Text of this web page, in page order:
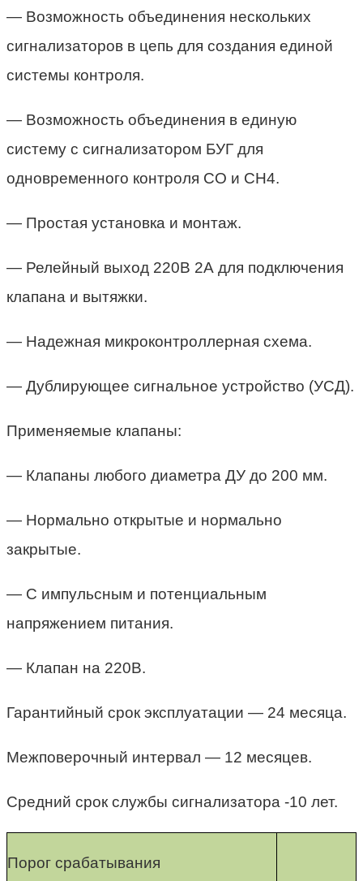
— Возможность объединения нескольких
сигнализаторов в цепь для создания единой
системы контроля.
— Возможность объединения в единую
систему с сигнализатором БУГ для
одновременного контроля СО и СН4.
— Простая установка и монтаж.
— Релейный выход 220В 2А для подключения
клапана и вытяжки.
— Надежная микроконтроллерная схема.
— Дублирующее сигнальное устройство (УСД).
Применяемые клапаны:
— Клапаны любого диаметра ДУ до 200 мм.
— Нормально открытые и нормально
закрытые.
— С импульсным и потенциальным
напряжением питания.
— Клапан на 220В.
Гарантийный срок эксплуатации — 24 месяца.
Межповерочный интервал — 12 месяцев.
Средний срок службы сигнализатора -10 лет.
Порог срабатывания